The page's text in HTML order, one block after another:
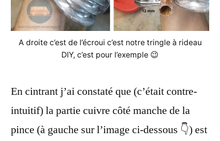
A droite c’est de l’écroui c’est notre tringle à rideau
DIY, c’est pour l’exemple 😉
En cintrant j’ai constaté que (c’était contre-
intuitif) la partie cuivre côté manche de la
pince (à gauche sur l’image ci-dessous 👇) est